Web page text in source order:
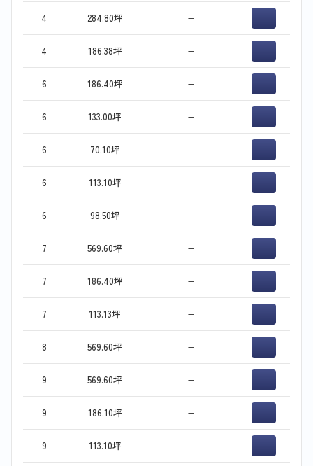
4 284.80坪 −
4 186.38坪 −
6 186.40坪 −
6 133.00坪 −
6 70.10坪 −
6 113.10坪 −
6 98.50坪 −
7 569.60坪 −
7 186.40坪 −
7 113.13坪 −
8 569.60坪 −
9 569.60坪 −
9 186.10坪 −
9 113.10坪 −